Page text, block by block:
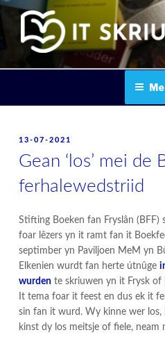
Skip
content
IT
POSTED
13-07-2021
Gean ‘los’ mei de
ferhalewedstriid
Stifting Boeken fan Fryslân
foar lêzers yn it ramt fan it
septimber yn Paviljoen MeM yn
Elkenien wurdt fan herte útnûge
wurden te skriuwen yn it Frysk of
It tema foar it feest en dus ek it
sin fan it wurd. Wy kinne wer
kinst dy los meitsje of fiele, neam